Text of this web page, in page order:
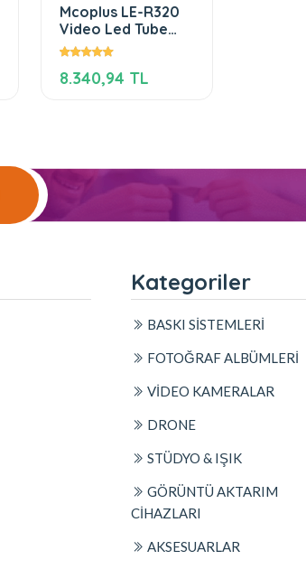
Mcoplus LE-R320
Video Led Tube
Light Crı 95 Magic
8.340,94 TL
Kategoriler
BASKI SİSTEMLERİ
FOTOĞRAF ALBÜMLERİ
VİDEO KAMERALAR
DRONE
STÜDYO & IŞIK
GÖRÜNTÜ AKTARIM
CİHAZLARI
AKSESUARLAR